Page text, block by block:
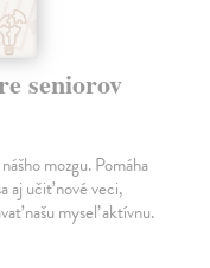
seniorov
mozgu. Pomáha
aj učiť nové veci,
našu myseľ aktívnu.